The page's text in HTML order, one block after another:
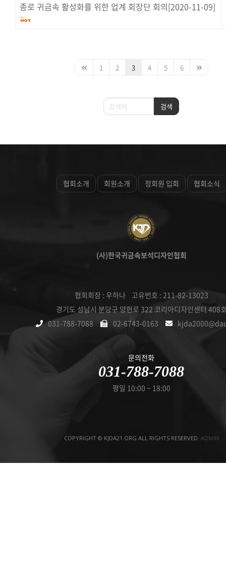
종로 귀금속 활성화를 위한 업계 회장단 회의[2020-11-09]
1 2 3 4 5 6
검색
협회소개 회원소개 정회원 입회 협회소식
(사)한국귀금속보석디자인협회
협회회장 : 우하나 고유번호 : 211-82-13023
경기도 성남시 분당구 양현로 322 코리아디자인센터 408
031-788-7088
02-6743-0163
문의전화
031-788-7088
평일 10:00 ~ 18:00
COPYRIGHT © KJDA21.ORG ALL RIGHTS RESERVED. ADMIN